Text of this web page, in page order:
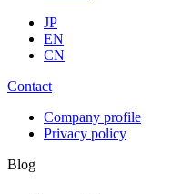
JP
EN
CN
Contact
Company profile
Privacy policy
Blog